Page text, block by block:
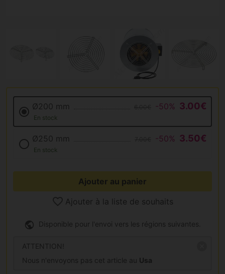
Ø200 mm -50% 3.00€
En stock
Ø250 mm -50% 3.50€
En stock
Ajouter au panier
Ajouter à la liste de souhaits
Disponible pour l'envoi vers les régions suivantes.
ATTENTION!
Nous n'envoyons pas cet article au Usa